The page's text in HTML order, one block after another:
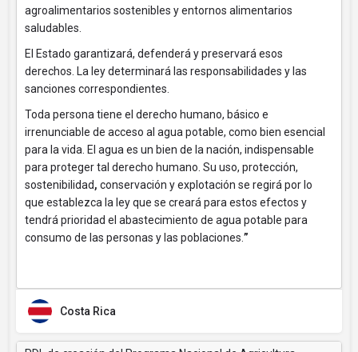
agroalimentarios sostenibles y entornos alimentarios
saludables.
El Estado garantizará, defenderá y preservará esos
derechos. La ley determinará las responsabilidades y las
sanciones correspondientes.
Toda persona tiene el derecho humano, básico e
irrenunciable de acceso al agua potable, como bien esencial
para la vida. El agua es un bien de la nación, indispensable
para proteger tal derecho humano. Su uso, protección,
sostenibilidad, conservación y explotación se regirá por lo
que establezca la ley que se creará para estos efectos y
tendrá prioridad el abastecimiento de agua potable para
consumo de las personas y las poblaciones. ”
Costa Rica